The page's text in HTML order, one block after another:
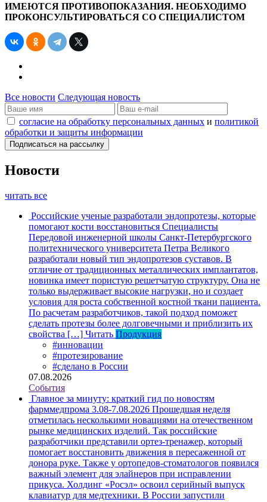
ИМЕЮТСЯ ПРОТИВОПОКАЗАНИЯ. НЕОБХОДИМО
ПРОКОНСУЛЬТИРОВАТЬСЯ СО СПЕЦИАЛИСТОМ
Все новости Следующая новость
согласие на обработку персональных данных и политикой
обработки и защиты информации
Новости
читать все
Российские ученые разработали эндопротезы, которые
помогают кости восстановиться Специалисты
Передовой инженерной школы Санкт-Петербургского
политехнического университета Петра Великого
разработали новый тип эндопротезов суставов. В
отличие от традиционных металлических имплантатов,
новинка имеет пористую решетчатую структуру. Она не
только выдерживает высокие нагрузки, но и создает
условия для роста собственной костной ткани пациента.
По расчетам разработчиков, такой подход поможет
сделать протезы более долговечными и приблизить их
свойства […] Читать Продукция
#инновации
#протезирование
#сделано в России
07.08.2026
События
Главное за минуту: краткий гид по новостям
фарммедпрома 3.08-7.08.2026 Прошедшая неделя
отметилась несколькими новациями на отечественном
рынке медицинских изделий. Так российские
разработчики представили ортез-тренажер, который
помогает восстановить движения в пересаженной от
донора руке. Также у ортопедов-стоматологов появился
важный элемент для элайнеров при исправлении
прикуса. Холдинг «Росэл» освоил серийный выпуск
клавиатур для медтехники. В России запустили